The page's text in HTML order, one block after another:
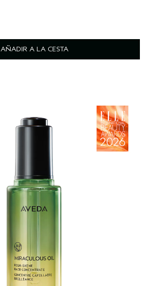
AÑADIR A LA CESTA